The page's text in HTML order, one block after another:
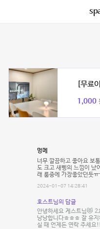
[무료
1,000
멍메
너무 깔끔하고 좋아요 보
도 크고 새삥의 느낌이 났
래 룸중에 가장좋았던듯
2024-01-07 14:28:41
호스트님의 답글
안녕하세요 게스트님😻 2
낭낭합니다ㅎㅎㅎ 잘 유
실 때 언제든 연락 주세요